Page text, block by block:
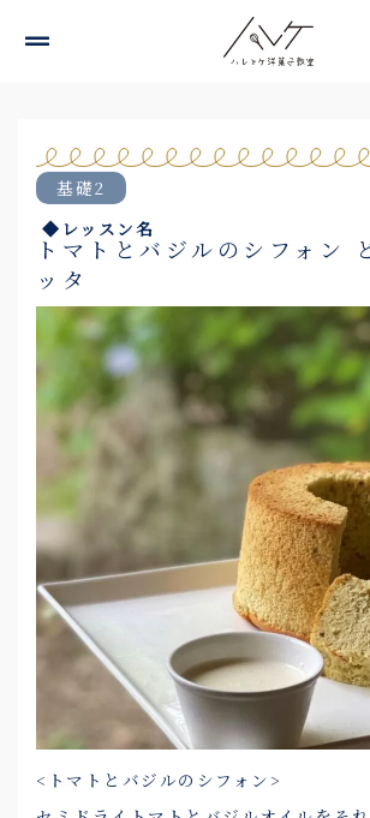
基礎2
◆レッスン名
トマトとバジルのシフォン
ッタ
<トマトとバジルのシフォン>